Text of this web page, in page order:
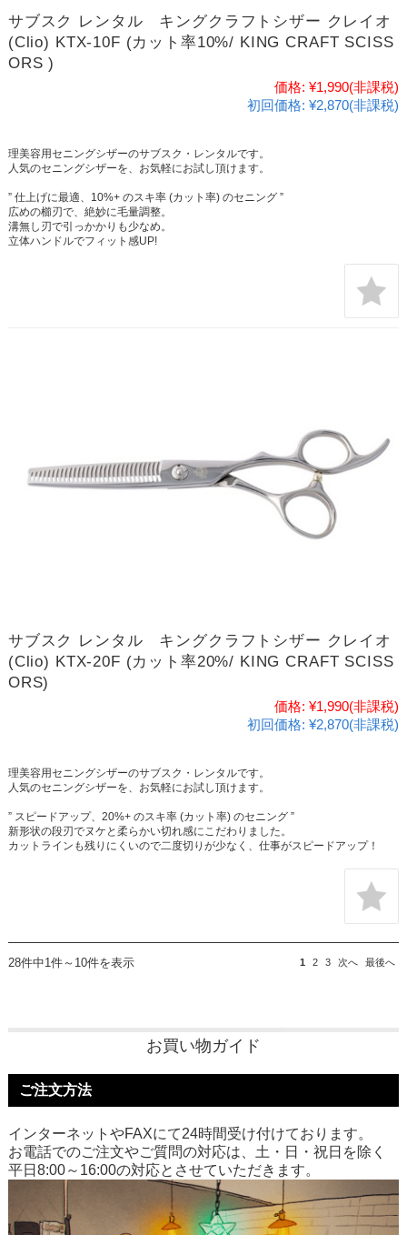
サブスク レンタル キングクラフトシザー クレイオ
(Clio) KTX-10F (カット率10%/ KING CRAFT SCISS
ORS )
価格: ¥1,990(非課税)
初回価格: ¥2,870(非課税)
理美容用セニングシザーのサブスク・レンタルです。
人気のセニングシザーを、お気軽にお試し頂けます。
” 仕上げに最適、10%+ のスキ率 (カット率) のセニング ”
広めの櫛刃で、絶妙に毛量調整。
溝無し刃で引っかかりも少なめ。
立体ハンドルでフィット感UP!
サブスク レンタル キングクラフトシザー クレイオ
(Clio) KTX-20F (カット率20%/ KING CRAFT SCISS
ORS)
価格: ¥1,990(非課税)
初回価格: ¥2,870(非課税)
理美容用セニングシザーのサブスク・レンタルです。
人気のセニングシザーを、お気軽にお試し頂けます。
” スピードアップ、20%+ のスキ率 (カット率) のセニング ”
新形状の段刃でヌケと柔らかい切れ感にこだわりました。
カットラインも残りにくいので二度切りが少なく、仕事がスピードアップ！
28件中1件～10件を表示 1 2 3 次へ 最後へ
お買い物ガイド
ご注文方法
インターネットやFAXにて24時間受け付けております。
お電話でのご注文やご質問の対応は、土・日・祝日を除く
平日8:00～16:00の対応とさせていただきます。